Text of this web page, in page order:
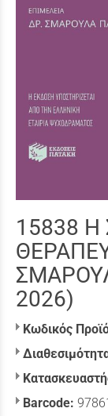
15838
2026)
Κωδικός
Barcode: